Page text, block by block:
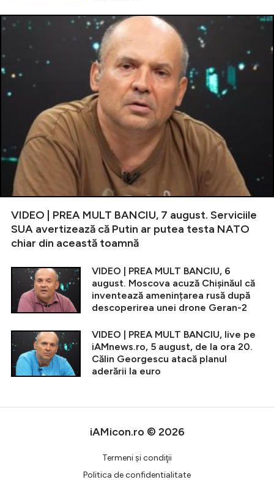
VIDEO | PREA MULT BANCIU, 7 august. Serviciile
SUA avertizează că Putin ar putea testa NATO
chiar din această toamnă
VIDEO | PREA MULT BANCIU, 6
august. Moscova acuză Chișinăul că
inventează amenințarea rusă după
descoperirea unei drone Geran-2
VIDEO | PREA MULT BANCIU, live pe
iAMnews.ro, 5 august, de la ora 20.
Călin Georgescu atacă planul
aderării la euro
iAMicon.ro © 2026
Termeni şi condiţii
Politica de confidentialitate